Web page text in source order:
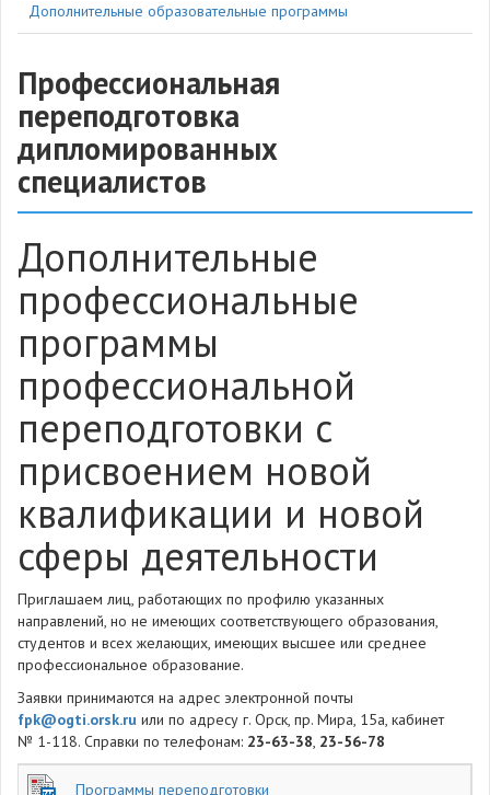
Дополнительные образовательные программы
Профессиональная
переподготовка
дипломированных
специалистов
Дополнительные
профессиональные
программы
профессиональной
переподготовки с
присвоением новой
квалификации и новой
сферы деятельности
Приглашаем лиц, работающих по профилю указанных
направлений, но не имеющих соответствующего образования,
студентов и всех желающих, имеющих высшее или среднее
профессиональное образование.
Заявки принимаются на адрес электронной почты
fpk@ogti.orsk.ru или по адресу г. Орск, пр. Мира, 15а, кабинет
№ 1-118. Справки по телефонам: 23-63-38, 23-56-78
Программы переподготовки